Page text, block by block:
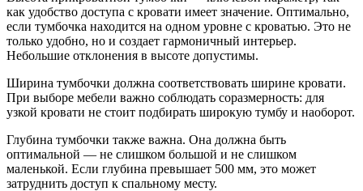
как удобство доступа с кровати имеет значение. Оптимально,
если тумбочка находится на одном уровне с кроватью. Это не
только удобно, но и создает гармоничный интерьер.
Небольшие отклонения в высоте допустимы.
Ширина тумбочки должна соответствовать ширине кровати.
При выборе мебели важно соблюдать соразмерность: для
узкой кровати не стоит подбирать широкую тумбу и наоборот.
Глубина тумбочки также важна. Она должна быть
оптимальной — не слишком большой и не слишком
маленькой. Если глубина превышает 500 мм, это может
затруднить доступ к спальному месту.